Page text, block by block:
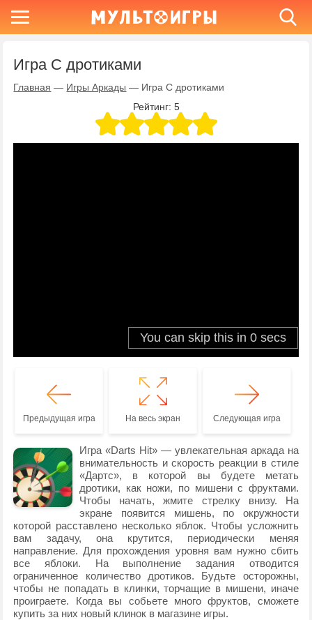
Игра С дротиками
Главная — Игры Аркады — Игра С дротиками
Рейтинг: 5
Предыдущая игра На весь экран Следующая игра
Игра «Darts Hit» — увлекательная аркада на
внимательность и скорость реакции в стиле
«Дартс», в которой вы будете метать
дротики, как ножи, по мишени с фруктами.
Чтобы начать, жмите стрелку внизу. На
экране появится мишень, по окружности
которой расставлено несколько яблок. Чтобы усложнить
вам задачу, она крутится, периодически меняя
направление. Для прохождения уровня вам нужно сбить
все яблоки. На выполнение задания отводится
ограниченное количество дротиков. Будьте осторожны,
чтобы не попадать в клинки, торчащие в мишени, иначе
проиграете. Когда вы собьете много фруктов, сможете
купить за них новый клинок в магазине игры.